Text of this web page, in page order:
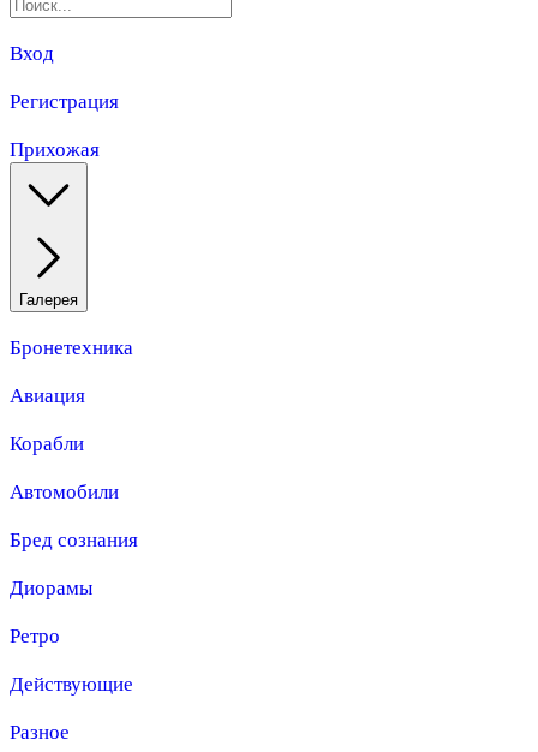
Вход
Регистрация
Прихожая
Галерея
Бронетехника
Авиация
Корабли
Автомобили
Бред сознания
Диорамы
Ретро
Действующие
Разное